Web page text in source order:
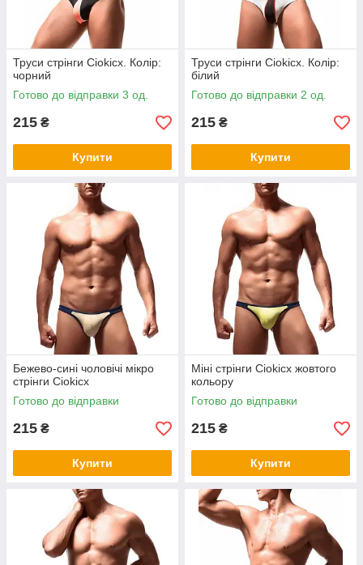
Труси стрінги Ciokicx. Колір:
чорний
Готово до відправки 3 од.
215 ₴
Купити
Труси стрінги Ciokicx. Колір:
білий
Готово до відправки 2 од.
215 ₴
Купити
Бежево-сині чоловічі мікро
стрінги Ciokicx
Готово до відправки
215 ₴
Купити
Міні стрінги Ciokicx жовтого
кольору
Готово до відправки
215 ₴
Купити